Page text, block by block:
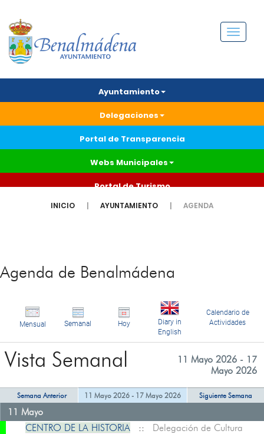
Menú
Ayuntamiento
Delegaciones
Portal de Transparencia
Webs Municipales
Portal de Turismo
INICIO AYUNTAMIENTO AGENDA
Agenda de Benalmádena
Mensual Semanal Hoy
Diary in
English
Calendario de
Actividades
Vista Semanal
11 Mayo 2026 - 17
Mayo 2026
Semana Anterior 11 Mayo 2026 - 17 Mayo 2026 Siguiente Semana
11 Mayo
CENTRO DE LA HISTORIA :: Delegación de Cultura